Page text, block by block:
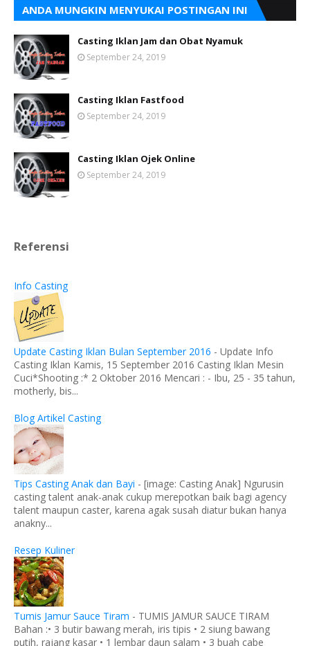
ANDA MUNGKIN MENYUKAI POSTINGAN INI
Casting Iklan Jam dan Obat Nyamuk
September 24, 2019
Casting Iklan Fastfood
September 24, 2019
Casting Iklan Ojek Online
September 24, 2019
Referensi
Info Casting
Update Casting Iklan Bulan September 2016 - Update Info
Casting Iklan Kamis, 15 September 2016 Casting Iklan Mesin
Cuci*Shooting :* 2 Oktober 2016 Mencari : - Ibu, 25 - 35 tahun,
motherly, bis...
Blog Artikel Casting
Tips Casting Anak dan Bayi - [image: Casting Anak] Ngurusin
casting talent anak-anak cukup merepotkan baik bagi agency
talent maupun caster, karena agak susah diatur bukan hanya
anakny...
Resep Kuliner
Tumis Jamur Sauce Tiram - TUMIS JAMUR SAUCE TIRAM
Bahan :• 3 butir bawang merah, iris tipis • 2 siung bawang
putih, rajang kasar • 1 lembar daun salam • 3 buah cabe